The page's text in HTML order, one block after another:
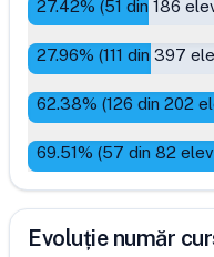
27.42% (51 din 186
27.96% (111 din 397
62.38% (126 din 202
69.51% (57 din 82
Evoluție număr